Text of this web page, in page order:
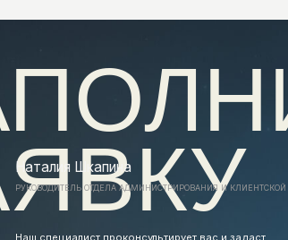
специалист проконсультирует вас и задаст
чтобы подобрать подходящее решение для